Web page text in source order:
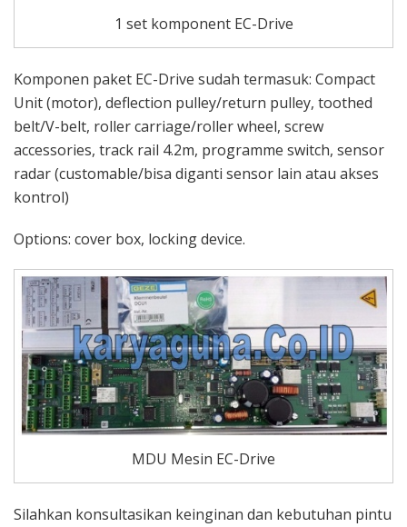
1 set komponent EC-Drive
Komponen paket EC-Drive sudah termasuk: Compact
Unit (motor), deflection pulley/return pulley, toothed
belt/V-belt, roller carriage/roller wheel, screw
accessories, track rail 4.2m, programme switch, sensor
radar (customable/bisa diganti sensor lain atau akses
kontrol)
Options: cover box, locking device.
MDU Mesin EC-Drive
Silahkan konsultasikan keinginan dan kebutuhan pintu